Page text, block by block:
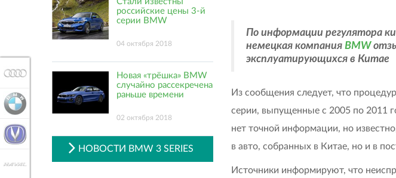
По информации регулятора
немецкая компания BMW
эксплуатирующихся в Китае
Из сообщения следует, что
серии, выпущенные с 2005 по 2011
нет точной информации, но
в авто, собранных в Китае, но и в
Источники информируют, что
российские цены 3-й
серии BMW
04 октября 2018
Новая «трёшка» BMW
случайно рассекречена
раньше времени
02 октября 2018
НОВОСТИ BMW 3 SERIES
AUDI
CHANGAN
HAVAL